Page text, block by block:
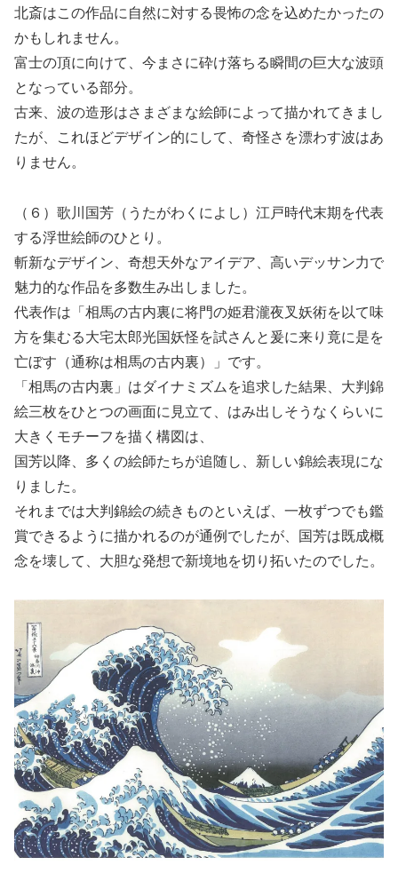
北斎はこの作品に自然に対する畏怖の念を込めたかったの
かもしれません。
富士の頂に向けて、今まさに砕け落ちる瞬間の巨大な波頭
となっている部分。
古来、波の造形はさまざまな絵師によって描かれてきまし
たが、これほどデザイン的にして、奇怪さを漂わす波はあ
りません。
（６）歌川国芳（うたがわくによし）江戸時代末期を代表
する浮世絵師のひとり。
斬新なデザイン、奇想天外なアイデア、高いデッサン力で
魅力的な作品を多数生み出しました。
代表作は「相馬の古内裏に将門の姫君瀧夜叉妖術を以て味
方を集むる大宅太郎光国妖怪を試さんと爰に来り竟に是を
亡ぼす（通称は相馬の古内裏）」です。
「相馬の古内裏」はダイナミズムを追求した結果、大判錦
絵三枚をひとつの画面に見立て、はみ出しそうなくらいに
大きくモチーフを描く構図は、
国芳以降、多くの絵師たちが追随し、新しい錦絵表現にな
りました。
それまでは大判錦絵の続きものといえば、一枚ずつでも鑑
賞できるように描かれるのが通例でしたが、国芳は既成概
念を壊して、大胆な発想で新境地を切り拓いたのでした。